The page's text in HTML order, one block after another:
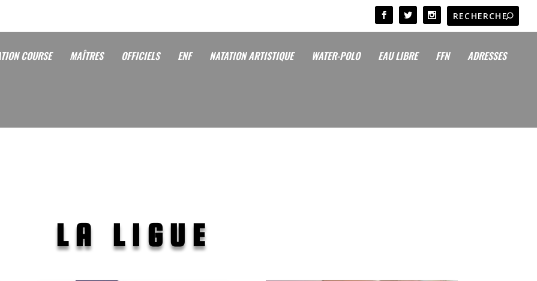
COURSE MAÎTRES OFFICIELS ENF NATATION ARTISTIQUE WATER-POLO EAU LIBRE FFN ADRESSES
LA LIGUE